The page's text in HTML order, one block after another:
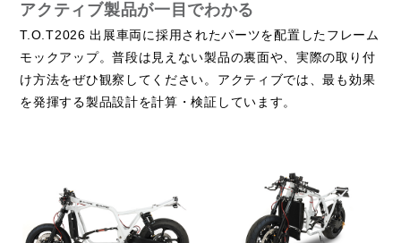
アクティブ製品が一目でわかる
T.O.T2026 出展車両に採用されたパーツを配置したフレーム
モックアップ。普段は見えない製品の裏面や、実際の取り付
け方法をぜひ観察してください。アクティブでは、最も効果
を発揮する製品設計を計算・検証しています。